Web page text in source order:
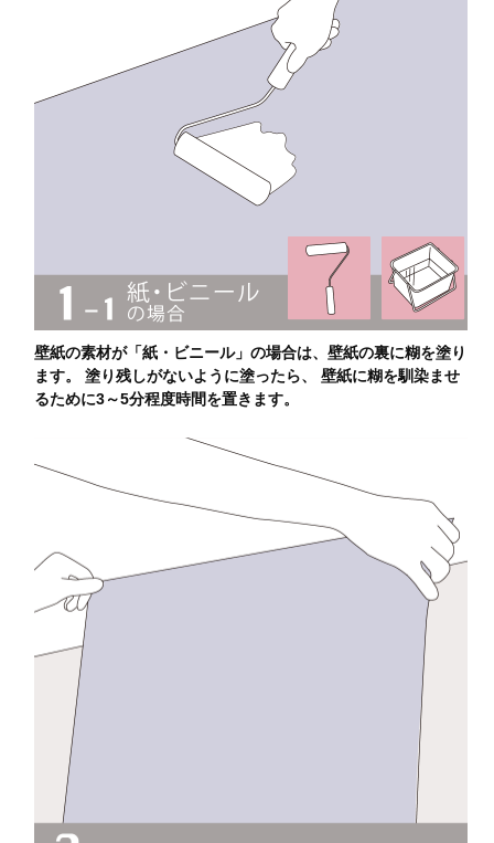
壁紙の素材が「紙・ビニール」の場合は、壁紙の裏に糊を塗り
ます。 塗り残しがないように塗ったら、 壁紙に糊を馴染ませ
るために3～5分程度時間を置きます。